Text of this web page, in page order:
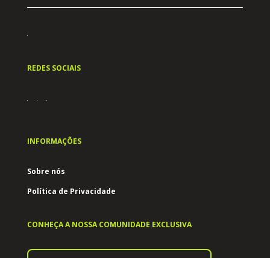
REDES SOCIAIS
INFORMAÇÕES
Sobre nós
Política de Privacidade
CONHEÇA A NOSSA COMUNIDADE EXCLUSIVA